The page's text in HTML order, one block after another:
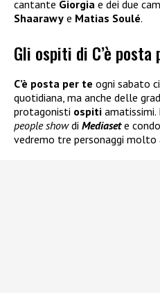
cantante Giorgia e dei due
Shaarawy e Matias Soulé.
Gli ospiti di C’è posta
C’è posta per te ogni sabato
quotidiana, ma anche delle
protagonisti ospiti amatissimi.
people showdi Mediasete
vedremo tre personaggi molto